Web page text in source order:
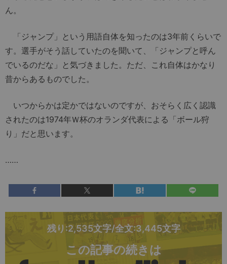
ん。
「ジャンプ」という用語自体を知ったのは3年前くらいで
す。選手がそう話していたのを聞いて、「ジャンプと呼ん
でいるのだな」と気づきました。ただ、これ自体はかなり
昔からあるものでした。
いつからかは定かではないのですが、おそらく広く認識
されたのは1974年Ｗ杯のオランダ代表による「ボール狩
り」だと思います。
……
残り:2,535文字/全文:3,445文字
この記事の続きは